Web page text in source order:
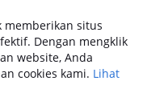
memberikan situs
Dengan mengklik
website, Anda
cookies kami. Lihat